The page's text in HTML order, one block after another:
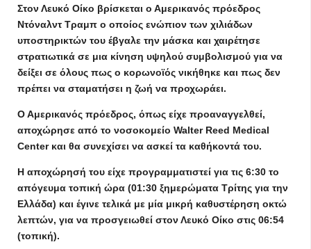
Στον Λευκό Οίκο βρίσκεται ο Αμερικανός πρόεδρος
Ντόναλντ Τραμπ ο οποίος ενώπιον των χιλιάδων
υποστηρικτών του έβγαλε την μάσκα και χαιρέτησε
στρατιωτικά σε μια κίνηση υψηλού συμβολισμού για να
δείξει σε όλους πως ο κορωνοϊός νικήθηκε και πως δεν
πρέπει να σταματήσει η ζωή να προχωράει.
Ο Αμερικανός πρόεδρος, όπως είχε προαναγγελθεί,
αποχώρησε από το νοσοκομείο Walter Reed Medical
Center και θα συνεχίσει να ασκεί τα καθήκοντά του.
Η αποχώρησή του είχε προγραμματιστεί για τις 6:30 το
απόγευμα τοπική ώρα (01:30 ξημερώματα Τρίτης για την
Ελλάδα) και έγινε τελικά με μία μικρή καθυστέρηση οκτώ
λεπτών, για να προσγειωθεί στον Λευκό Οίκο στις 06:54
(τοπική).